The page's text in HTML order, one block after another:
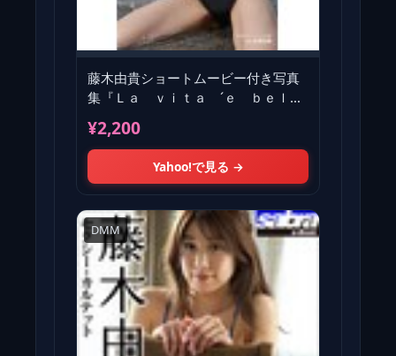
藤木由貴ショートムービー付き写真
集『Ｌａ ｖｉｔａ ´ｅ ｂｅｌｌ
¥2,200
Yahoo!で見る →
DMM